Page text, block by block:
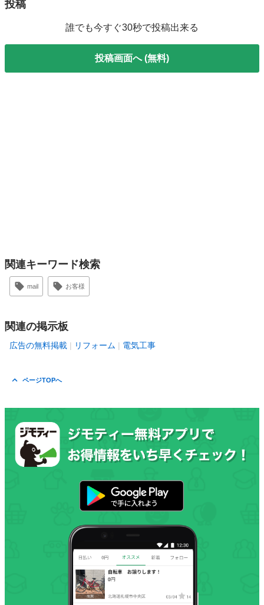
投稿
誰でも今すぐ30秒で投稿出来る
投稿画面へ (無料)
関連キーワード検索
mail お客様
関連の掲示板
広告の無料掲載 リフォーム 電気工事
ページTOPへ